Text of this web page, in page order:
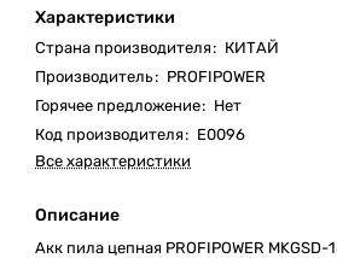
Характеристики
Страна производителя: КИТАЙ
Производитель: PROFIPOWER
Горячее предложение: Нет
Код производителя: E0096
Все характеристики
Описание
Акк пила цепная PROFIPOWER